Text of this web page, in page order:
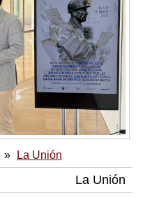
La Unión
La Unión